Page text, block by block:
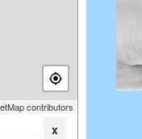
contributors
x